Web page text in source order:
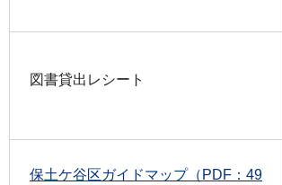
図書貸出レシート
保土ケ谷区ガイドマップ（PDF：49